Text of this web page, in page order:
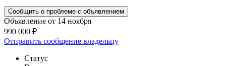
Сообщить о проблеме с объявлением
Объявление от 14 ноября
990 000 ₽
Отправить сообщение владельцу
Статус